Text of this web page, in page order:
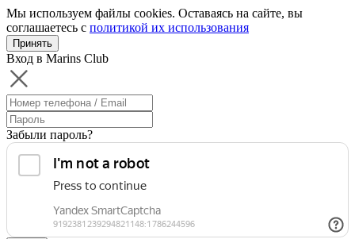
Мы используем файлы cookies. Оставаясь на сайте, вы
соглашаетесь с политикой их использования
Принять
Вход в Marins Club
Забыли пароль?